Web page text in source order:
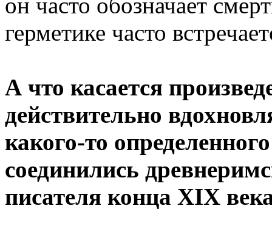
герметике часто
А что касается
действительно
какого-то
соединились
писателя конца XIX